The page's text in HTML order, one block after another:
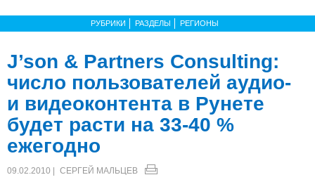
РУБРИКИ РАЗДЕЛЫ РЕГИОНЫ
J’son & Partners Consulting:
число пользователей аудио-
и видеоконтента в Рунете
будет расти на 33-40 %
ежегодно
09.02.2010 | СЕРГЕЙ МАЛЬЦЕВ